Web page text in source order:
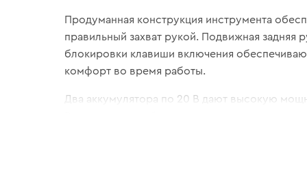
Продуманная конструкция инструмента
правильный захват рукой. Подвижная задняя
блокировки клавиши включения
комфорт во время работы.
Два аккумулятора по 20 В дают высокую